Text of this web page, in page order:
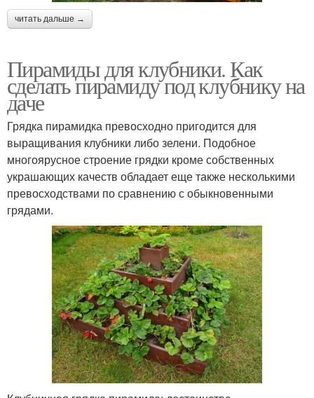
читать дальше →
Пирамиды для клубники. Как
сделать пирамиду под клубнику на
даче
Грядка пирамидка превосходно пригодится для
выращивания клубники либо зелени. Подобное
многоярусное строение грядки кроме собственных
украшающих качеств обладает еще также несколькими
превосходствами по сравнению с обыкновенными
грядами.